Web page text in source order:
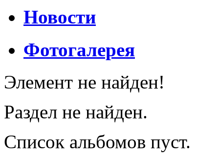
Новости
Фотогалерея
Элемент не найден!
Раздел не найден.
Список альбомов пуст.